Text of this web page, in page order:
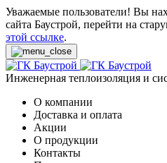
Уважаемые пользователи! Вы
сайта Баустрой, перейти на
этой ссылке.
Инженерная теплоизоляция и
О компании
Доставка и оплата
Акции
О продукции
Контакты